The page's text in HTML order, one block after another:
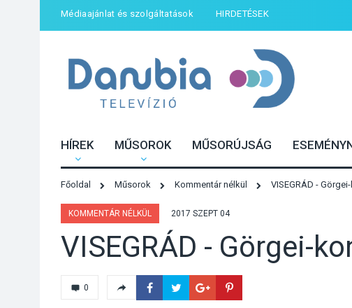
Médiaajánlat és szolgáltatások HIRDETÉSEK
HÍREK MŰSOROK MŰSORÚJSÁG
Főoldal Műsorok Kommentár nélkül VISEGRÁD -
KOMMENTÁR NÉLKÜL 2017 SZEPT 04
VISEGRÁD - Görgei-
0